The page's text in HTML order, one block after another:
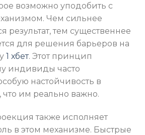
возможно уподобить с
Чем сильнее
результат, тем существеннее
для решения барьеров на
1 хбет. Этот принцип
индивиды часто
настойчивость в
что им реально важно.
также исполняет
в этом механизме. Быстрые